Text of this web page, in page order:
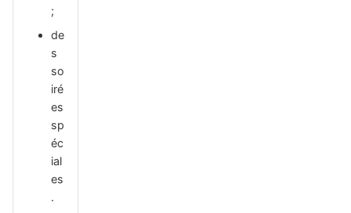
;
de
s
so
iré
es
sp
éc
ial
es
.